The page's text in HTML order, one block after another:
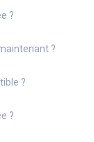
?
?
?
?